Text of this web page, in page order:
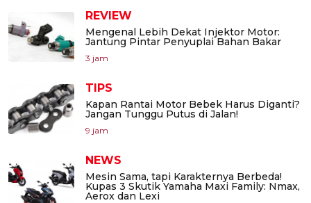
REVIEW
Mengenal Lebih Dekat Injektor Motor:
Jantung Pintar Penyuplai Bahan Bakar
3 jam
TIPS
Kapan Rantai Motor Bebek Harus Diganti?
Jangan Tunggu Putus di Jalan!
9 jam
NEWS
Mesin Sama, tapi Karakternya Berbeda!
Kupas 3 Skutik Yamaha Maxi Family: Nmax,
Aerox dan Lexi